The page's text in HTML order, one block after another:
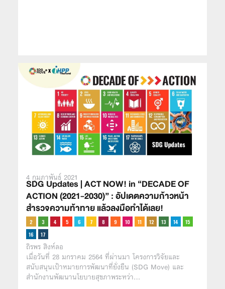
4 กุมภาพันธ์ 2021
SDG Updates | ACT NOW! in “DECADE OF
ACTION (2021-2030)” : อัปเดตความก้าวหน้า
สำรวจความท้าทาย แล้วลงมือทำได้เลย!
ถิรพร สิงห์ลอ
เมื่อวันที่ 28 มกราคม 2564 ที่ผ่านมา โครงการวิจัยและ
สนับสนุนเป้าหมายการพัฒนาที่ยั่งยืน (SDG Move) และ
สำนักงานพัฒนานโยบายสุขภาพระหว่า…